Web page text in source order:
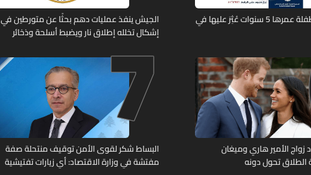
تعميم صورة طفلة عمرها 5 سنوات عُثِرَ عليها في
الجيش ينفذ عمليات دهم بحثًا عن متورطين في
إشكال تخلله إطلاق نار ويضبط أسلحة وذخائر
زواج الأمير هاري وميغان
تحول دونه
7
البساط شكر لقوى الأمن توقيف منتحلة صفة
مفتشة في وزارة الاقتصاد: أي زيارات تفتيشية